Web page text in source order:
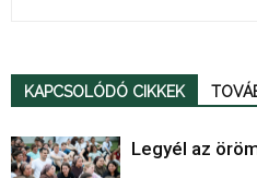
KAPCSOLÓDÓ CIKKEK
Legyél az